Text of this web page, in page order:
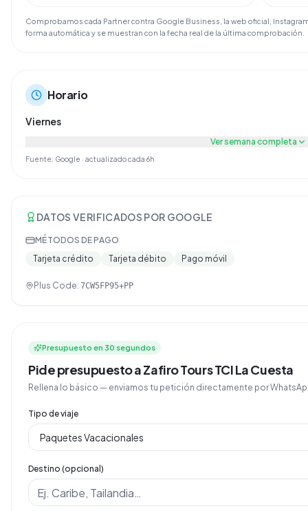
Comprobamos cada Partner contra Google Business, la web oficial,
forma automática y se muestran con la fecha real de la última comprobación.
Horario
Viernes
Ver semana completa
Fuente: Google · actualizado cada 6h
DATOS VERIFICADOS POR GOOGLE
MÉTODOS DE PAGO
Tarjeta crédito
Tarjeta débito Pago móvil
Plus Code: 7CW5FP95+PP
Presupuesto en 30 segundos
Pide presupuesto a Zafiro Tours TCI La Cuesta
Rellena lo básico — enviamos tu petición directamente por
Tipo de viaje
Destino (opcional)